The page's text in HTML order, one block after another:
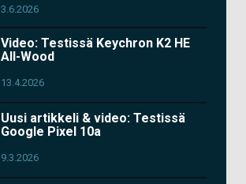
3.6.2026
Video: Testissä Keychron K2 HE
All-Wood
13.4.2026
Uusi artikkeli & video: Testissä
Google Pixel 10a
9.3.2026